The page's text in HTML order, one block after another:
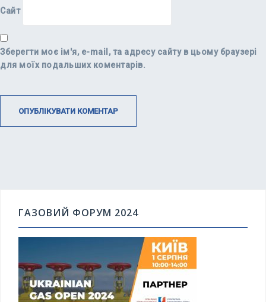
Сайт
Зберегти моє ім'я, e-mail, та адресу сайту в цьому браузері
для моїх подальших коментарів.
ГАЗОВИЙ ФОРУМ 2024